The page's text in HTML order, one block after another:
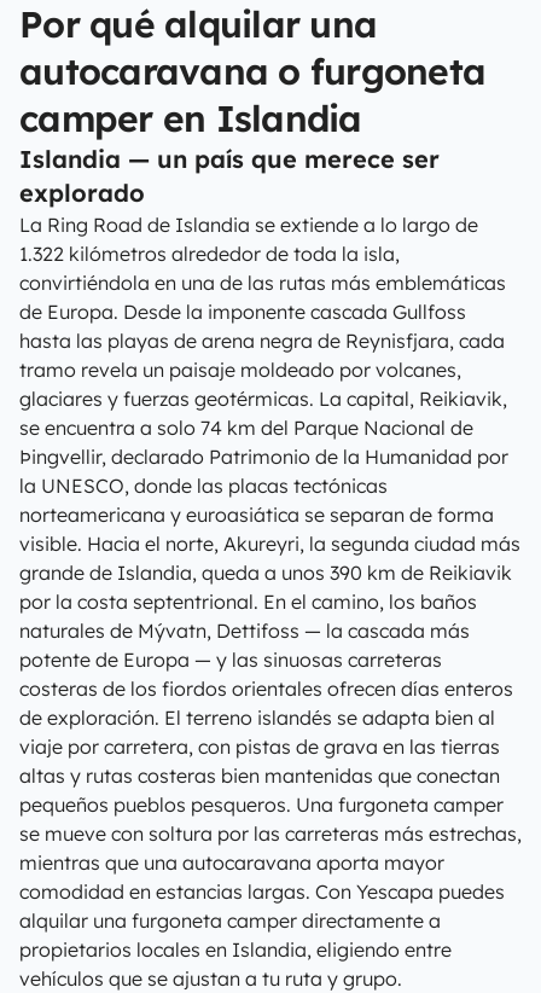
Por qué alquilar una
autocaravana o furgoneta
camper en Islandia
Islandia — un país que merece ser
explorado
La Ring Road de Islandia se extiende a lo largo de
1.322 kilómetros alrededor de toda la isla,
convirtiéndola en una de las rutas más emblemáticas
de Europa. Desde la imponente cascada Gullfoss
hasta las playas de arena negra de Reynisfjara, cada
tramo revela un paisaje moldeado por volcanes,
glaciares y fuerzas geotérmicas. La capital, Reikiavik,
se encuentra a solo 74 km del Parque Nacional de
Þingvellir, declarado Patrimonio de la Humanidad por
la UNESCO, donde las placas tectónicas
norteamericana y euroasiática se separan de forma
visible. Hacia el norte, Akureyri, la segunda ciudad más
grande de Islandia, queda a unos 390 km de Reikiavik
por la costa septentrional. En el camino, los baños
naturales de Mývatn, Dettifoss — la cascada más
potente de Europa — y las sinuosas carreteras
costeras de los fiordos orientales ofrecen días enteros
de exploración. El terreno islandés se adapta bien al
viaje por carretera, con pistas de grava en las tierras
altas y rutas costeras bien mantenidas que conectan
pequeños pueblos pesqueros. Una furgoneta camper
se mueve con soltura por las carreteras más estrechas,
mientras que una autocaravana aporta mayor
comodidad en estancias largas. Con Yescapa puedes
alquilar una furgoneta camper directamente a
propietarios locales en Islandia, eligiendo entre
vehículos que se ajustan a tu ruta y grupo.